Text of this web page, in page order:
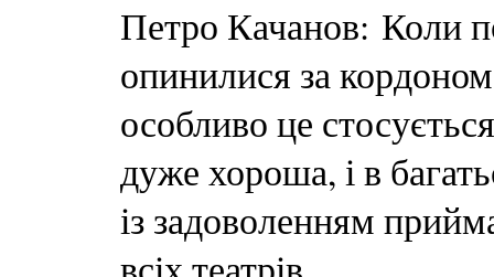
Петро Качанов: Коли
опинилися за
особливо це
дуже хороша, і в
із задоволенням